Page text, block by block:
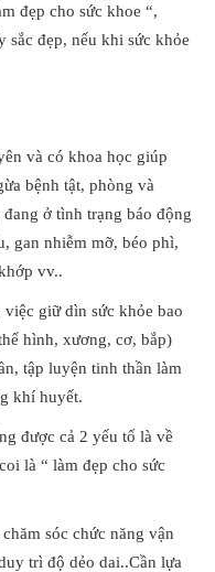
đẹp cho sức khoe “,
sắc đẹp, nếu khi sức khỏe
và có khoa học giúp
bệnh tật, phòng và
ở tình trạng báo động
gan nhiễm mỡ, béo phì,
vv..
giữ dìn sức khỏe bao
hình, xương, cơ, bắp)
tập luyện tinh thần làm
khí huyết.
được cả 2 yếu tố là về
là “ làm đẹp cho sức
sóc chức năng vận
trì độ dẻo dai..Cần lựa